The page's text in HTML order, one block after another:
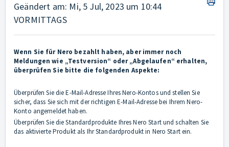
Geändert am: Mi, 5 Jul, 2023 um 10:44
VORMITTAGS
Wenn Sie für Nero bezahlt haben, aber immer noch
Meldungen wie „Testversion“ oder „Abgelaufen“ erhalten,
überprüfen Sie bitte die folgenden Aspekte:
Überprüfen Sie die E-Mail-Adresse Ihres Nero-Kontos und stellen Sie
sicher, dass Sie sich mit der richtigen E-Mail-Adresse bei Ihrem Nero-
Konto angemeldet haben.
Überprüfen Sie die Standardprodukte Ihres Nero Start und schalten Sie
das aktivierte Produkt als Ihr Standardprodukt in Nero Start ein.